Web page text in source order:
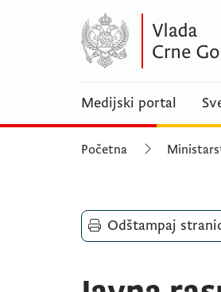
Medijski portal
Početna
Odštampaj